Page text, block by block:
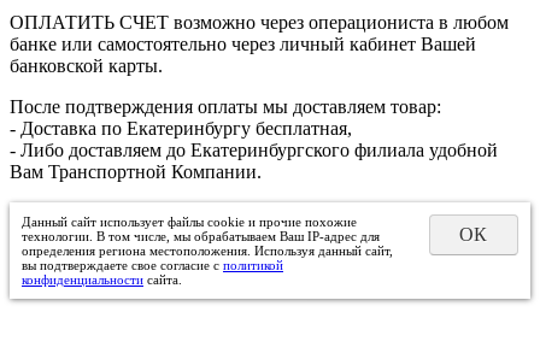
ОПЛАТИТЬ СЧЕТ возможно через операциониста в любом
банке или самостоятельно через личный кабинет Вашей
банковской карты.
После подтверждения оплаты мы доставляем товар:
- Доставка по Екатеринбургу бесплатная,
- Либо доставляем до Екатеринбургского филиала удобной
Вам Транспортной Компании.
Данный сайт использует файлы cookie и прочие похожие
технологии. В том числе, мы обрабатываем Ваш IP-адрес для
определения региона местоположения. Используя данный сайт,
вы подтверждаете свое согласие с политикой
конфиденциальности сайта.
ОК